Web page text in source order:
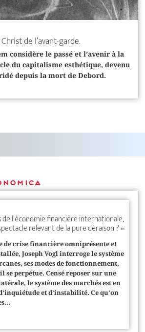
de l’avant-garde.
considère le passé et l’avenir à la
du capitalisme esthétique, devenu
depuis la mort de Debord.
l’économie financière internationale,
relevant de la pure déraison ? »
de crise financière omniprésente et
Joseph Vogl interroge le système
ses modes de fonctionnement,
se perpétue. Censé reposer sur une
le système des marchés est en
et d’instabilité. Ce qu’on